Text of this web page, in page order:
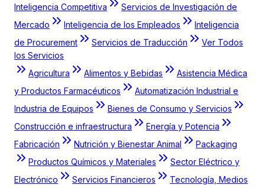
Inteligencia Competitiva
Servicios de Investigación de
Mercado
Inteligencia de los Empleados
Inteligencia
de Procurement
Servicios de Traducción
Ver Todos
los Servicios
Agricultura
Alimentos y Bebidas
Asistencia Médica
y Productos Farmacéuticos
Automatización Industrial e
Industria de Equipos
Bienes de Consumo y Servicios
Construcción e infraestructura
Energía y Potencia
Fabricación
Nutrición y Bienestar Animal
Packaging
Productos Químicos y Materiales
Sector Eléctrico y
Electrónico
Servicios Financieros
Tecnología, Medios